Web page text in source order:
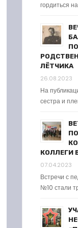
гордиться
ЛЁТЧИКА
26.08.2023
На
сестра и
КОЛЛЕГИ
07.04.2023
Встречи с
№10 стали